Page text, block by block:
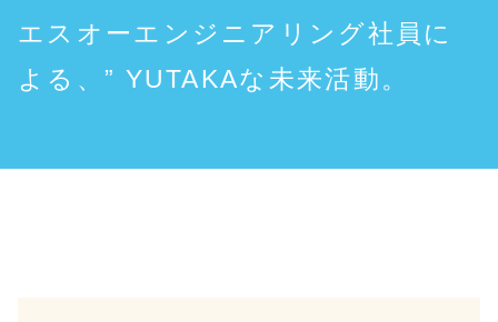
式
エスオーエンジニアリング社員に
よる、” YUTAKAな未来活動。